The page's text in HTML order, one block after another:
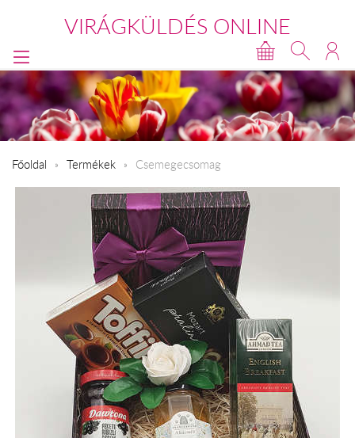
VIRÁGKÜLDÉS ONLINE
Főoldal Termékek Csemegecsomag